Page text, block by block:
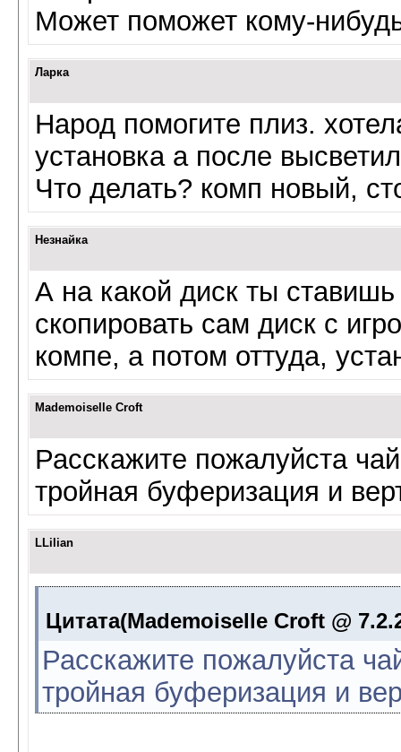
Может поможет кому-
Ларка
Народ помогите плиз.
установка а после
Что делать? комп новый,
Незнайка
А на какой диск ты
скопировать сам диск с
компе, а потом оттуда,
Mademoiselle Croft
Расскажите пожалуйста
тройная буферизация и
LLilian
Цитата(Mademoiselle Croft @
Расскажите пожалуйста
тройная буферизация и